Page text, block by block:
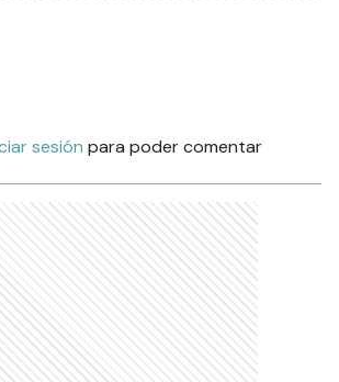
sesión para poder comentar